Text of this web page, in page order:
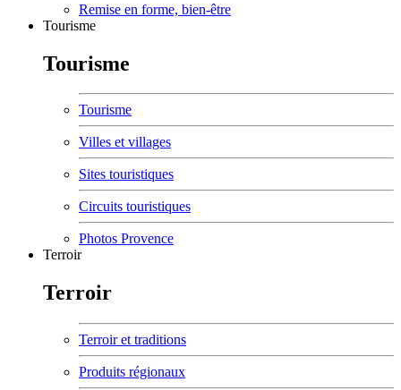
Remise en forme, bien-être
Tourisme
Tourisme
Tourisme
Villes et villages
Sites touristiques
Circuits touristiques
Photos Provence
Terroir
Terroir
Terroir et traditions
Produits régionaux